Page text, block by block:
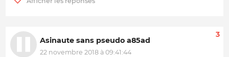
Asinaute sans pseudo a85ad
22 novembre 2018 à 09:41:44
3